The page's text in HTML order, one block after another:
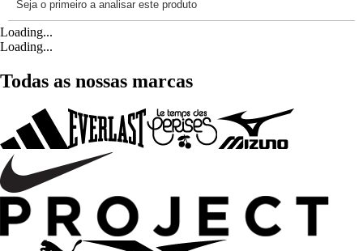
Loading...
Loading...
Todas as nossas marcas